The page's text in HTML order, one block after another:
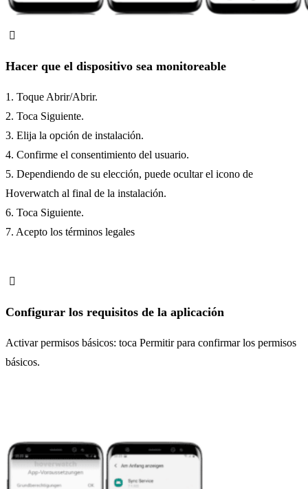
Hacer que el dispositivo sea monitoreable
1. Toque Abrir/Abrir.
2. Toca Siguiente.
3. Elija la opción de instalación.
4. Confirme el consentimiento del usuario.
5. Dependiendo de su elección, puede ocultar el icono de
Hoverwatch al final de la instalación.
6. Toca Siguiente.
7. Acepto los términos legales
Configurar los requisitos de la aplicación
Activar permisos básicos: toca Permitir para confirmar los permisos
básicos.